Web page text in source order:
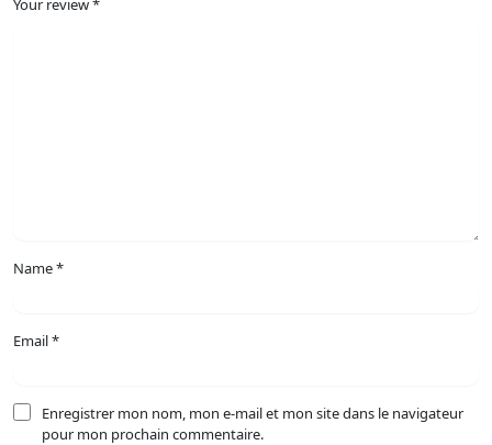
Name*
Email*
Enregistrer mon nom, mon e-mail et mon site dans le navigateur
pour mon prochain commentaire.